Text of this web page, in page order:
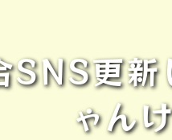
更新
ゃん